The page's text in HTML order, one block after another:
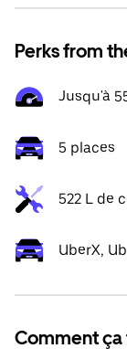
Perks from
Jusqu'à
5 places
522 L de
UberX,
Comment